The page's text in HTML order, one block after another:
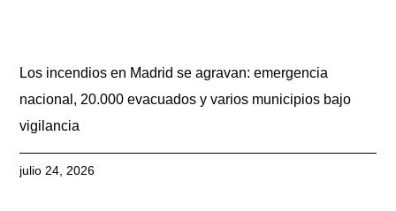
Los incendios en Madrid se agravan: emergencia
nacional, 20.000 evacuados y varios municipios bajo
vigilancia
julio 24, 2026